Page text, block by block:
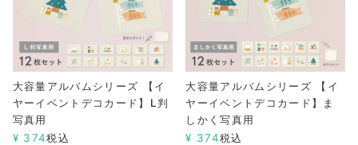
大容量アルバムシリーズ 【イ
ヤーイベントデコカード】L判
写真用
¥ 374税込
大容量アルバムシリーズ 【イ
ヤーイベントデコカード】ま
しかく写真用
¥ 374税込